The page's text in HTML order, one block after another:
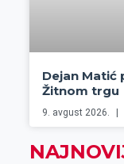
Dejan Matić
Žitnom trgu
9. avgust 2026.